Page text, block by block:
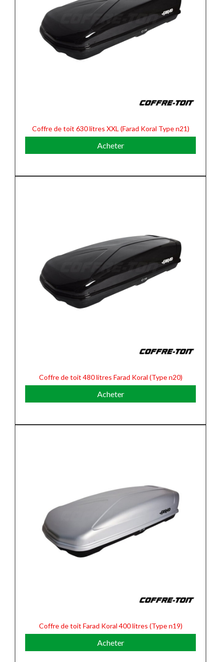
Coffre de toit 630 litres XXL (Farad Koral Type n21)
Acheter
Coffre de toit 480 litres Farad Koral (Type n20)
Acheter
Coffre de toit Farad Koral 400 litres (Type n19)
Acheter